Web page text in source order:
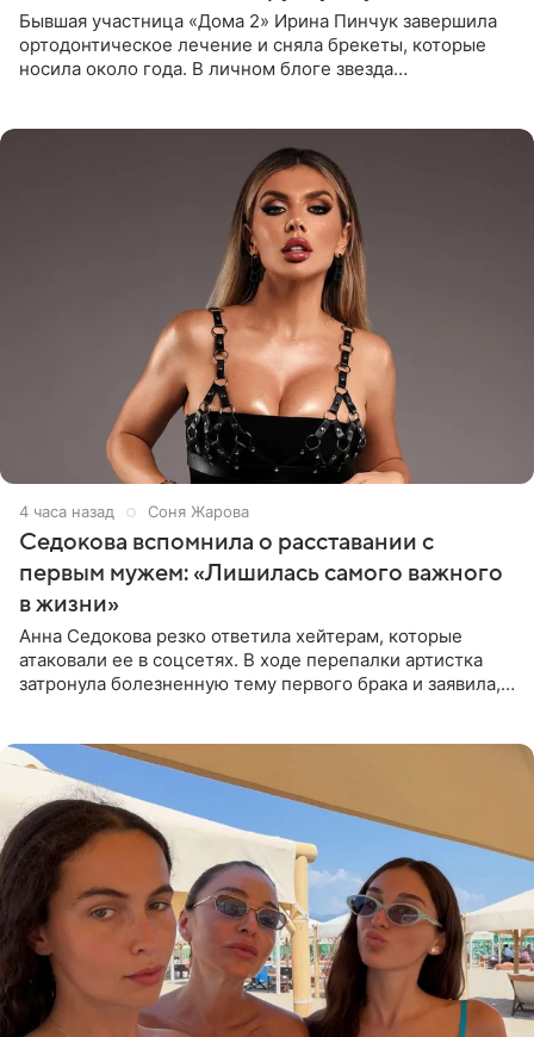
Бывшая участница «Дома 2» Ирина Пинчук завершила
ортодонтическое лечение и сняла брекеты, которые
носила около года. В личном блоге звезда
4 часа назад Соня Жарова
Седокова вспомнила о расставании с
первым мужем: «Лишилась самого важного
в жизни»
Анна Седокова резко ответила хейтерам, которые
атаковали ее в соцсетях. В ходе перепалки артистка
затронула болезненную тему первого брака и заявила,